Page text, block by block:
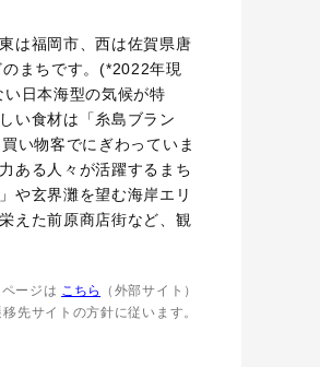
は福岡市、西は佐賀県唐
まちです。(*2022年現
日本海型の気候が特
い食材は「糸島ブラン
い物客でにぎわっていま
ある人々が活躍するまち
や玄界灘を望む海岸エリ
えた前原商店街など、観
ージは こちら
（外部サイト）
先サイトの方針に従います。